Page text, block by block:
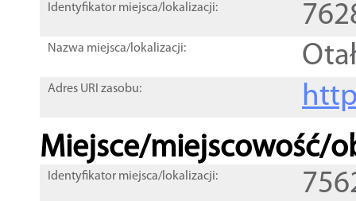
Identyfikator miejsca/lokalizacji:
Nazwa miejsca/lokalizacji:
Adres URI zasobu:
Miejsce/miejscowość/
Identyfikator miejsca/lokalizacji: